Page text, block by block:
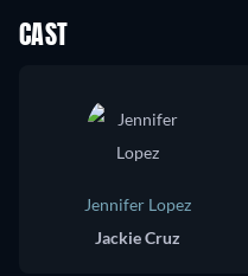
CAST
Jennifer Lopez
Jackie Cruz